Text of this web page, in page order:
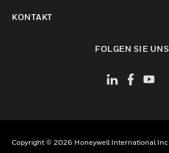
KONTAKT
FOLGEN SIE UNS
Copyright © 2026 Honeywell International Inc